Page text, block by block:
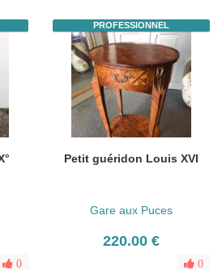
0
PROFESSIONNEL
Petit guéridon Louis XVI
Gare aux Puces
220.00 €
0